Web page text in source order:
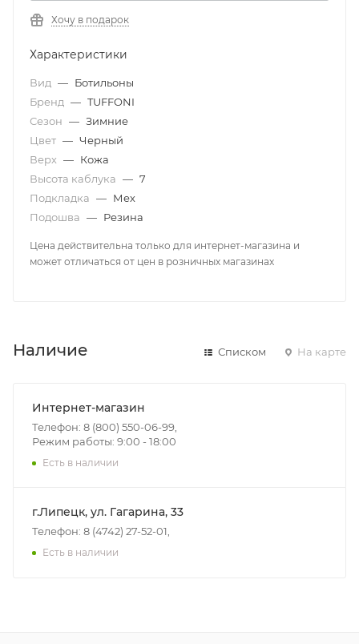
Хочу в подарок
Характеристики
Вид — Ботильоны
Бренд — TUFFONI
Сезон — Зимние
Цвет — Черный
Верх — Кожа
Высота каблука — 7
Подкладка — Мех
Подошва — Резина
Цена действительна только для интернет-магазина и
может отличаться от цен в розничных магазинах
Наличие Списком На карте
Интернет-магазин
Телефон: 8 (800) 550-06-99,
Режим работы: 9:00 - 18:00
Есть в наличии
г.Липецк, ул. Гагарина, 33
Телефон: 8 (4742) 27-52-01,
Есть в наличии